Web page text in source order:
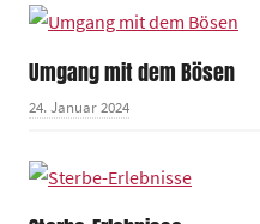
Umgang mit dem Bösen
24. Januar 2024